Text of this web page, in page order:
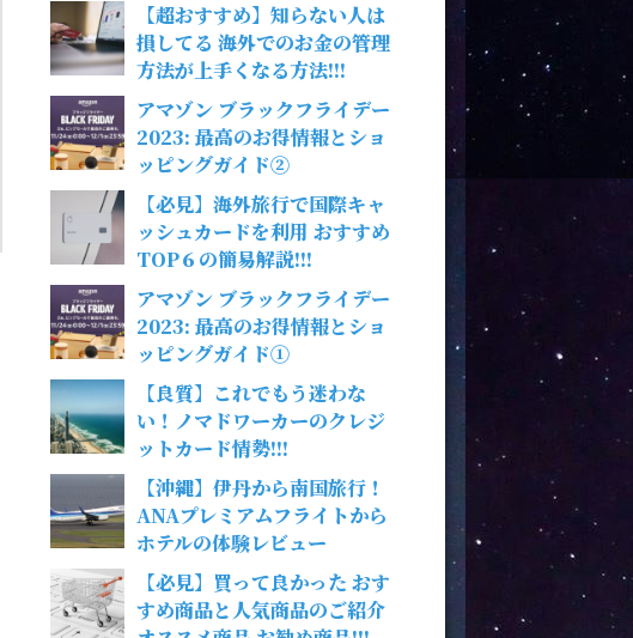
【超おすすめ】知らない人は
損してる 海外でのお金の管理
方法が上手くなる方法!!!
アマゾン ブラックフライデー
2023: 最高のお得情報とショ
ッピングガイド②
【必見】海外旅行で国際キャ
ッシュカードを利用 おすすめ
TOP６の簡易解説!!!
アマゾン ブラックフライデー
2023: 最高のお得情報とショ
ッピングガイド①
【良質】これでもう迷わな
い！ノマドワーカーのクレジ
ットカード情勢!!!
【沖縄】伊丹から南国旅行！
ANAプレミアムフライトから
ホテルの体験レビュー
【必見】買って良かった おす
すめ商品と人気商品のご紹介